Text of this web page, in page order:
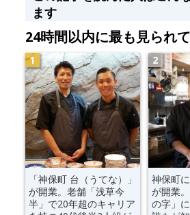
ます
24時間以内に最も見られ
「神保町 台（うてな）」
が開業。老舗「浅草今
半」で20年超のキャリア
神保町
が開業
の字」